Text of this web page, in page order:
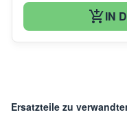
IN
Ersatzteile zu